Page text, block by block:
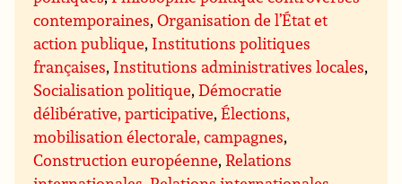
contemporaines,Organisation de l’État et
action publique, Institutions politiques
françaises, Institutions administratives locales,
Socialisation politique,Démocratie
délibérative, participative,Élections,
mobilisation électorale, campagnes,
Construction européenne,Relations